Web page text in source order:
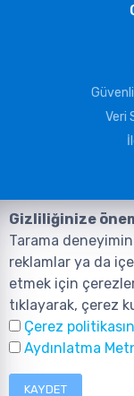
Veri
©2026, Tüm Hakları
SİSTEMLERİ SAN. TİC.
Gizliliğinize
Tarama
reklamlar ya da
etmek için
tıklayarak, çerez
Çerez
Aydınlatma
KAYDET